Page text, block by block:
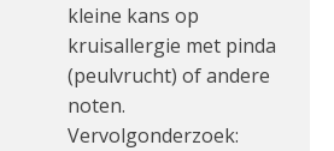
kleine kans op
kruisallergie met pinda
(peulvrucht) of andere
noten.
Vervolgonderzoek: